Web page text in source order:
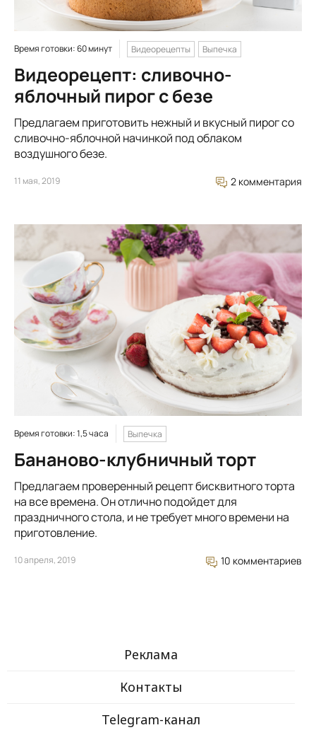
Время готовки: 60 минут Видеорецепты Выпечка
Видеорецепт: сливочно-
яблочный пирог с безе
Предлагаем приготовить нежный и вкусный пирог со
сливочно-яблочной начинкой под облаком
воздушного безе.
11 мая, 2019 2 комментария
Время готовки: 1,5 часа Выпечка
Бананово-клубничный торт
Предлагаем проверенный рецепт бисквитного торта
на все времена. Он отлично подойдет для
праздничного стола, и не требует много времени на
приготовление.
10 апреля, 2019 10 комментариев
Реклама
Контакты
Telegram-канал